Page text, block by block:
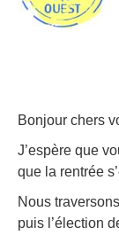
Bonjour chers
J’espère que
que la rentrée
Nous
puis l’élection